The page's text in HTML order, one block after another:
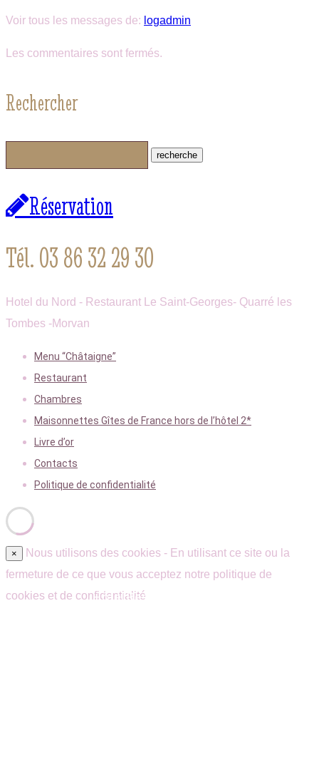
Hôtel Restaurant Quarré-les-Tombes –
Voir tous les messages de: logadmin
Les commentaires sont fermés.
Rechercher
Réservation
Tél. 03 86 32 29 30
Hotel du Nord - Restaurant Le Saint-Georges- Quarré les
Tombes -Morvan
Menu “Châtaigne”
Restaurant
Chambres
Maisonnettes Gîtes de France hors de l’hôtel 2*
Livre d’or
Contacts
Politique de confidentialité
×
Nous utilisons des cookies - En utilisant ce site ou la
fermeture de ce que vous acceptez notre politique de
cookies et de confidentialité